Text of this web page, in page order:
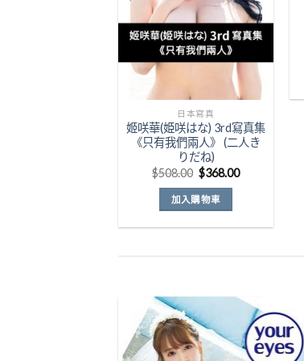
日本寫真
姬咲華(姫咲はな) 3rd寫真集
《只有我們兩人》 (二人き
りだね)
$508.00 原
始
價
格：
$368.00目
加入購物車